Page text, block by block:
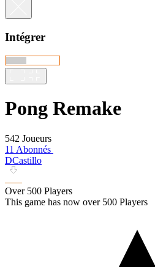
Intégrer
Pong Remake
542 Joueurs
11 Abonnés
DCastillo
Over 500 Players
This game has now over 500 Players